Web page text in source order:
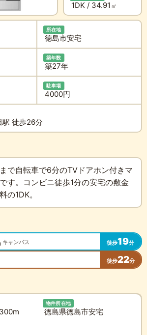
1DK / 34.91 ㎡
所在地
徳島市安宅
築年数
築27年
駐車場
4000円
駅 徒歩26分
で自転車で6分のTVドアホン付きマ
す。コンビニ徒歩1分の安宅の敷金
の1DK。
キャンパス 徒歩19分
徒歩22分
物件所在地
徳島県徳島市安宅